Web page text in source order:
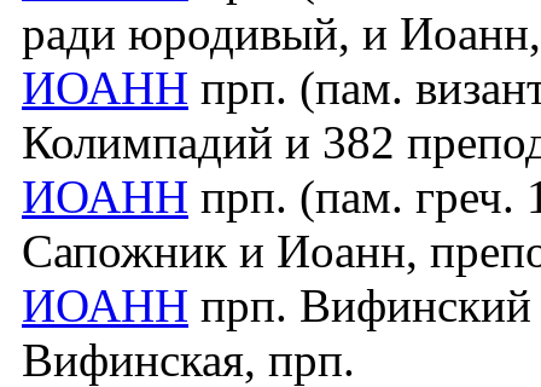
ради юродивый, и
ИОАНН прп. (пам.
Колимпадий и 382
ИОАНН прп. (пам. греч.
Сапожник и Иоанн,
ИОАНН прп.
Вифинская, прп.